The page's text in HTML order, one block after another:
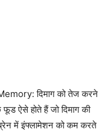
दिमाग को तेज करने
ऐसे होते हैं जो दिमाग की
में इंफ्लामेशन को कम करते